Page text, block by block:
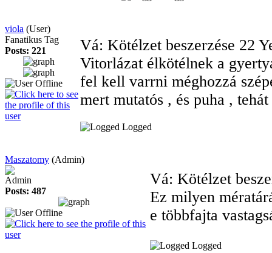
viola (User)
Fanatikus Tag
Posts: 221
Vá: Kötélzet beszerzése 22
Vitorlázat élkötélnek a
fel kell varrni méghozzá
mert mutatós , és puha ,
Logged
Maszatomy (Admin)
Admin
Posts: 487
Vá: Kötélzet
Ez milyen
e többfajta
Logged